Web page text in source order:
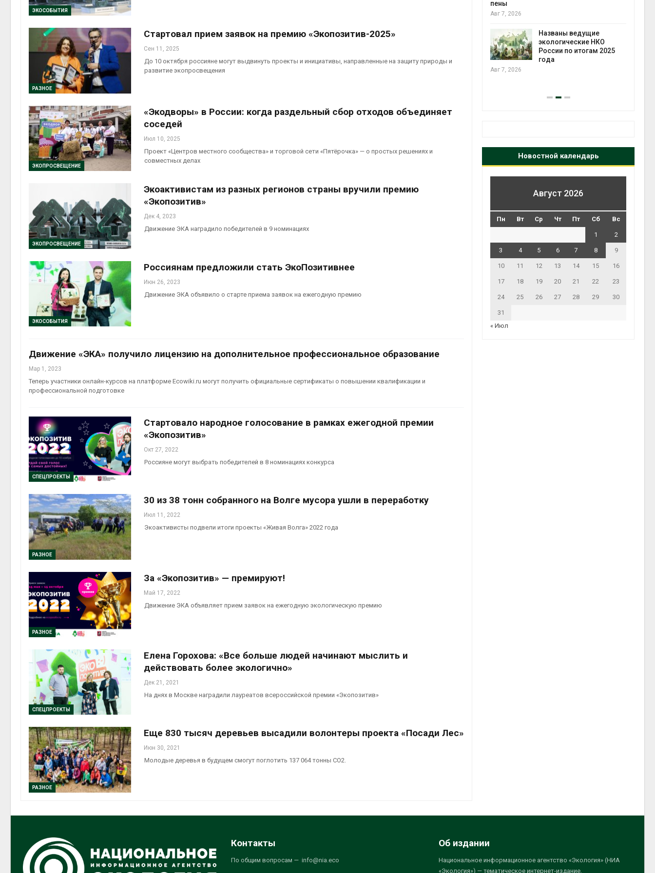
ЭКОСОБЫТИЯ
РАЗНОЕ
Стартовал прием заявок на премию «Экопозитив-2025»
Сен 11, 2025
До 10 октября россияне могут выдвинуть проекты и инициативы, направленные на защиту природы и
развитие экопросвещения
ЭКОПРОСВЕЩЕНИЕ
«Экодворы» в России: когда раздельный сбор отходов объединяет
соседей
Июл 10, 2025
Проект «Центров местного сообщества» и торговой сети «Пятёрочка» — о простых решениях и
совместных делах
ЭКОПРОСВЕЩЕНИЕ
Экоактивистам из разных регионов страны вручили премию
«Экопозитив»
Дек 4, 2023
Движение ЭКА наградило победителей в 9 номинациях
ЭКОСОБЫТИЯ
Россиянам предложили стать ЭкоПозитивнее
Июн 26, 2023
Движение ЭКА объявило о старте приема заявок на ежегодную премию
Движение «ЭКА» получило лицензию на дополнительное профессиональное образование
Мар 1, 2023
Теперь участники онлайн-курсов на платформе Ecowiki.ru могут получить официальные сертификаты о повышении квалификации и
профессиональной подготовке
СПЕЦПРОЕКТЫ
Стартовало народное голосование в рамках ежегодной премии
«Экопозитив»
Окт 27, 2022
Россияне могут выбрать победителей в 8 номинациях конкурса
РАЗНОЕ
30 из 38 тонн собранного на Волге мусора ушли в переработку
Июл 11, 2022
Экоактивисты подвели итоги проекты «Живая Волга» 2022 года
РАЗНОЕ
За «Экопозитив» — премируют!
Май 17, 2022
Движение ЭКА объявляет прием заявок на ежегодную экологическую премию
СПЕЦПРОЕКТЫ
Елена Горохова: «Все больше людей начинают мыслить и
действовать более экологично»
Дек 21, 2021
На днях в Москве наградили лауреатов всероссийской премии «Экопозитив»
РАЗНОЕ
Еще 830 тысяч деревьев высадили волонтеры проекта «Посади Лес»
Июн 30, 2021
Молодые деревья в будущем смогут поглотить 137 064 тонны СО2.
Авг 6, 2026
Шэньси из-за паводков
Авг 7, 2026
может обходиться без
пены
Авг 7, 2026
Названы ведущие
экологические НКО
России по итогам 2025
года
Авг 7, 2026
Новостной календарь
Август 2026
Пн Вт Ср Чт Пт Сб Вс
1 2
3 4 5 6 7 8 9
10 11 12 13 14 15 16
17 18 19 20 21 22 23
24 25 26 27 28 29 30
31
« Июл
Контакты
По общим вопросам — info@nia.eco
Об издании
Национальное информационное агентство «Экология» (НИА
«Экология») — тематическое интернет-издание,